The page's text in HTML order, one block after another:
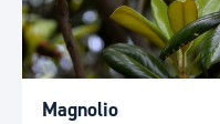
Magnolio